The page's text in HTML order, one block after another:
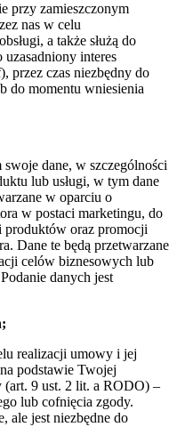
przy zamieszczonym
nas w celu
a także służą do
interes
przez czas niezbędny do
do momentu wniesienia
dane, w szczególności
lub usługi, w tym dane
w oparciu o
w postaci marketingu, do
produktów oraz promocji
Dane te będą przetwarzane
celów biznesowych lub
danych jest
realizacji umowy i jej
podstawie Twojej
9 ust. 2 lit. a RODO) –
lub cofnięcia zgody.
ale jest niezbędne do